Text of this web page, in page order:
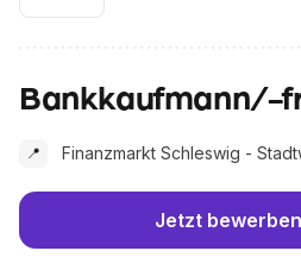
Bankkaufmann/-
📍 Finanzmarkt Schleswig -
Jetzt bewerben